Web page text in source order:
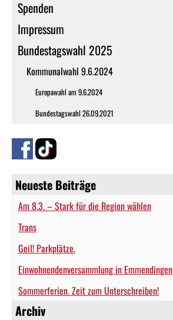
Spenden
Impressum
Bundestagswahl 2025
Kommunalwahl 9.6.2024
Europawahl am 9.6.2024
Bundestagswahl 26.09.2021
Neueste Beiträge
Am 8.3. – Stark für die Region wählen
Trans
Geil! Parkplätze.
Einwohnendenversammlung in Emmendingen
Sommerferien. Zeit zum Unterschreiben!
Archiv